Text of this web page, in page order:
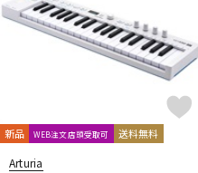
新品 WEB注文店頭受取可 送料無料
Arturia